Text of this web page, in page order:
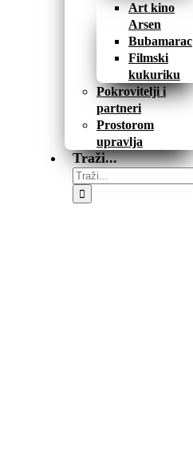
Art kino
Arsen
Bubamarac
Filmski
kukuriku
Pokrovitelji i
partneri
Prostorom
upravlja
Traži...